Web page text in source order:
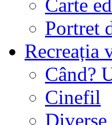
Carte
Portret
Recreația
Când?
Cinefil
Diverse